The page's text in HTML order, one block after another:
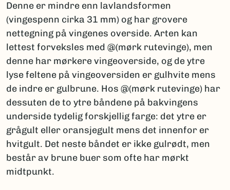
Denne er mindre enn lavlandsformen
(vingespenn cirka 31 mm) og har grovere
nettegning på vingenes overside. Arten kan
lettest forveksles med @(mørk rutevinge), men
denne har mørkere vingeoverside, og de ytre
lyse feltene på vingeoversiden er gulhvite mens
de indre er gulbrune. Hos @(mørk rutevinge) har
dessuten de to ytre båndene på bakvingens
underside tydelig forskjellig farge: det ytre er
grågult eller oransjegult mens det innenfor er
hvitgult. Det neste båndet er ikke gulrødt, men
består av brune buer som ofte har mørkt
midtpunkt.